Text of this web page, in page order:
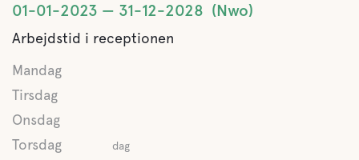
Kæledyrsvenlig
Aktiviteter
Langs vores 4 stier kan du se og høre en række dyr, finde
svampe, bær og blomster
01-01-2023 31-12-2028 Nwo
Arbejdstid i receptionen
Mandag
Tirsdag
Onsdag
Torsdag
dag